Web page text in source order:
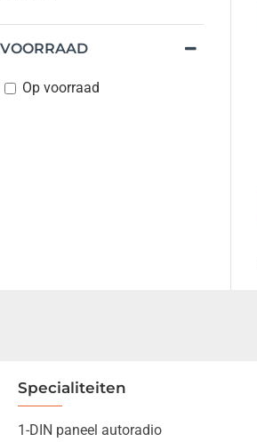
VOORRAAD
Op voorraad
Specialiteiten
1-DIN paneel autoradio